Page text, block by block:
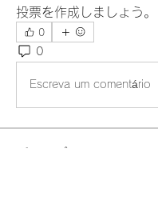
投票を作成しましょう。
0
0
Escreva um comentário